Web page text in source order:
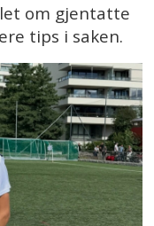
om gjentatte
tips i saken.